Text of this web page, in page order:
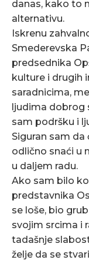
danas, kako to
alternativu.
Iskrenu
Smederevska
predsednika
kulture i drugih
saradnicima,
ljudima dobrog
sam podršku i
Siguran sam
odlično snaći u
u daljem radu.
Ako sam bilo
predstavnika
se loše, bio
svojim srcima i
tadašnje
želje da se